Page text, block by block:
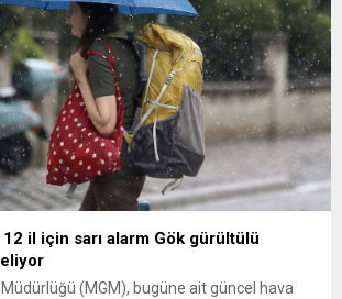
il için sarı alarm Gök gürültülü
(MGM), bugüne ait güncel hava